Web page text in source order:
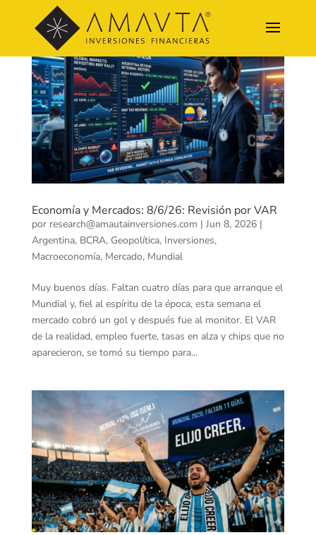
Economía y Mercados: 8/6/26: Revisión por VAR
por research@amautainversiones.com | Jun 8, 2026|
Argentina, BCRA, Geopolítica, Inversiones,
Macroeconomía, Mercado, Mundial
Muy buenos días. Faltan cuatro días para que arranque el
Mundial y, fiel al espíritu de la época, esta semana el
mercado cobró un gol y después fue al monitor. El VAR
de la realidad, empleo fuerte, tasas en alza y chips que no
aparecieron, se tomó su tiempo para...